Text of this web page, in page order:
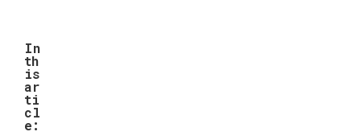
In
th
is
ar
ti
cl
e: